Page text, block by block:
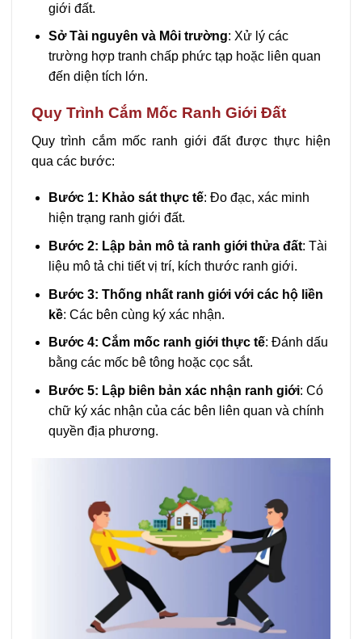
giới đất.
Sở Tài nguyên và Môi trường: Xử lý các
trường hợp tranh chấp phức tạp hoặc liên quan
đến diện tích lớn.
Quy Trình Cắm Mốc Ranh Giới Đất
Quy trình cắm mốc ranh giới đất được thực hiện
qua các bước:
Bước 1: Khảo sát thực tế: Đo đạc, xác minh
hiện trạng ranh giới đất.
Bước 2: Lập bản mô tả ranh giới thửa đất: Tài
liệu mô tả chi tiết vị trí, kích thước ranh giới.
Bước 3: Thống nhất ranh giới với các hộ liền
kề: Các bên cùng ký xác nhận.
Bước 4: Cắm mốc ranh giới thực tế: Đánh dấu
bằng các mốc bê tông hoặc cọc sắt.
Bước 5: Lập biên bản xác nhận ranh giới: Có
chữ ký xác nhận của các bên liên quan và chính
quyền địa phương.